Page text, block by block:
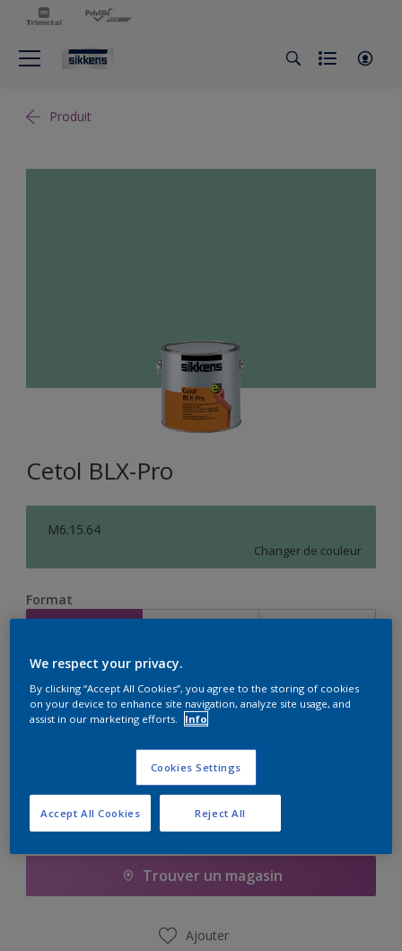
Produit
Cetol BLX-Pro
M6.15.64
Changer de couleur
Format
Calculer
Ajouter à la liste d’achats
Trouver un magasin
Ajouter
We respect your privacy.
By clicking “Accept All Cookies”, you agree to the storing of cookies
on your device to enhance site navigation, analyze site usage, and
assist in our marketing efforts.
Info
Cookies Settings
Reject All
Accept All Cookies